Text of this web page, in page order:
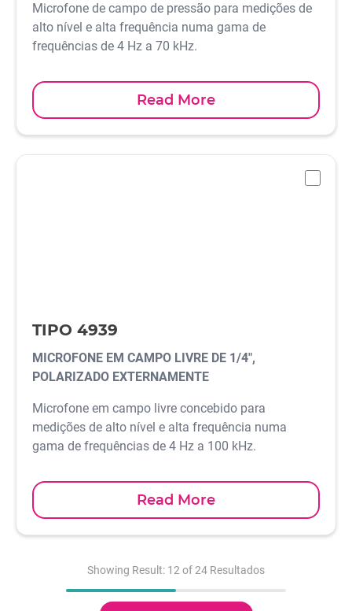
Microfone de campo de pressão para medições de
alto nível e alta frequência numa gama de
frequências de 4 Hz a 70 kHz.
Read More
TIPO 4939
MICROFONE EM CAMPO LIVRE DE 1/4",
POLARIZADO EXTERNAMENTE
Microfone em campo livre concebido para
medições de alto nível e alta frequência numa
gama de frequências de 4 Hz a 100 kHz.
Read More
Showing Result: 12 of 24 Resultados